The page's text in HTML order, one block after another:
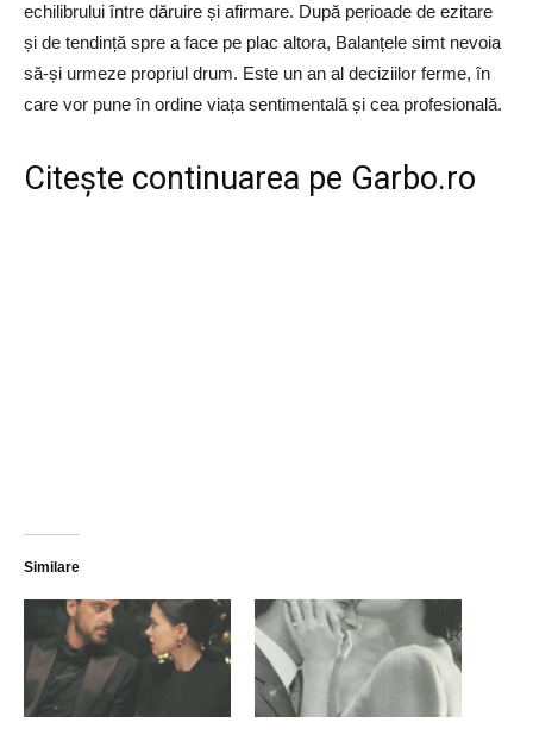
echilibrului între dăruire și afirmare. După perioade de ezitare
și de tendință spre a face pe plac altora, Balanțele simt nevoia
să-și urmeze propriul drum. Este un an al deciziilor ferme, în
care vor pune în ordine viața sentimentală și cea profesională.
Citește continuarea pe Garbo.ro
Similare